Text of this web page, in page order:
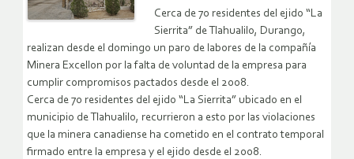
Cerca de 70 residentes del ejido “La
Sierrita” de Tlahualilo, Durango,
realizan desde el domingo un paro de labores de la compañía
Minera Excellon por la falta de voluntad de la empresa para
cumplir compromisos pactados desde el 2008.
Cerca de 70 residentes del ejido “La Sierrita” ubicado en el
municipio de Tlahualilo, recurrieron a esto por las violaciones
que la minera canadiense ha cometido en el contrato temporal
firmado entre la empresa y el ejido desde el 2008.